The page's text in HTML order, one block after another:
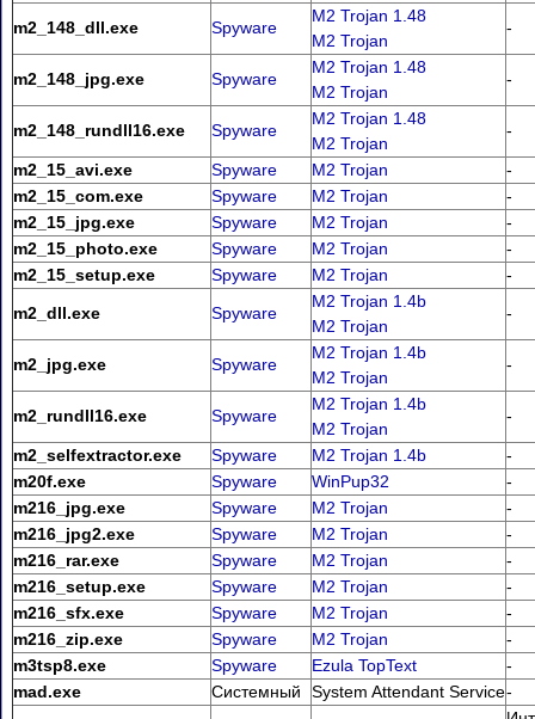
m2_148_dll.exe
Spyware
M2 Trojan 1.48
M2 Trojan
-
m2_148_jpg.exe Spyware
M2 Trojan 1.48
M2 Trojan
-
m2_148_rundll16.exe Spyware
M2 Trojan 1.48
M2 Trojan
-
m2_15_avi.exe Spyware M2 Trojan
-
m2_15_com.exe
Spyware M2 Trojan
-
m2_15_jpg.exe
Spyware M2 Trojan
-
m2_15_photo.exe
Spyware M2 Trojan
-
m2_15_setup.exe
Spyware M2 Trojan
-
m2_dll.exe
Spyware
M2 Trojan 1.4b
M2 Trojan
-
m2_jpg.exe Spyware
M2 Trojan 1.4b
M2 Trojan
-
m2_rundll16.exe Spyware
M2 Trojan 1.4b
M2 Trojan
-
m2_selfextractor.exe Spyware M2 Trojan 1.4b
-
m20f.exe
Spyware WinPup32
-
m216_jpg.exe
Spyware M2 Trojan
-
m216_jpg2.exe
Spyware M2 Trojan
-
m216_rar.exe
Spyware M2 Trojan
-
m216_setup.exe
Spyware M2 Trojan
-
m216_sfx.exe
Spyware M2 Trojan
-
m216_zip.exe
Spyware M2 Trojan
-
m3tsp8.exe
Spyware Ezula TopText
-
mad.exe
Системный System Attendant Service-